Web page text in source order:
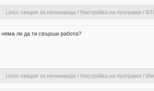
Linux секция за начинаещи/ Настройка на програми/
няма ли да ти свърши работа?
Linux секция за начинаещи/ Настройка на програми/